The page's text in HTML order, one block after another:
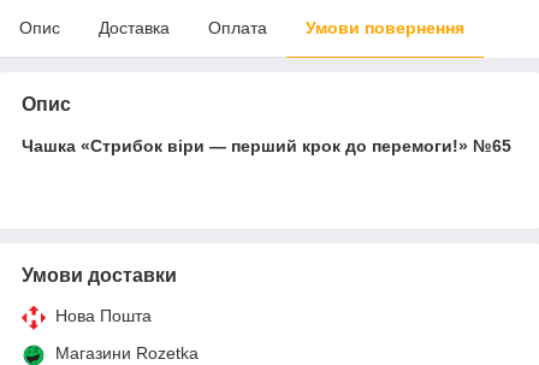
Опис Доставка Оплата Умови повернення
Опис
Чашка «Стрибок віри — перший крок до перемоги!» №65
Умови доставки
Нова Пошта
Магазини Rozetka